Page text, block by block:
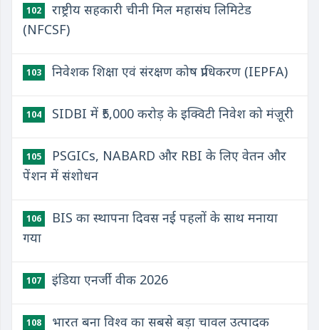
102
राष्ट्रीय सहकारी चीनी मिल महासंघ लिमिटेड
(NFCSF)
103 निवेशक शिक्षा एवं संरक्षण कोष प्राधिकरण (IEPFA)
104 SIDBI में ₹5,000 करोड़ के इक्विटी निवेश को मंज़ूरी
105
PSGICs, NABARD और RBI के लिए वेतन और
पेंशन में संशोधन
106
BIS का स्थापना दिवस नई पहलों के साथ मनाया
गया
107 इंडिया एनर्जी वीक 2026
108 भारत बना विश्व का सबसे बड़ा चावल उत्पादक